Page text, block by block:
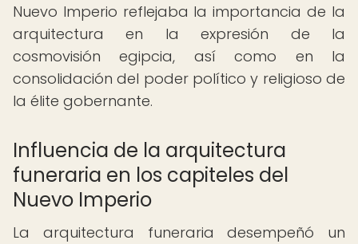
Nuevo Imperio reflejaba la importancia de la
arquitectura en la expresión de la
cosmovisión egipcia, así como en la
consolidación del poder político y religioso de
la élite gobernante.
Influencia de la arquitectura
funeraria en los capiteles del
Nuevo Imperio
La arquitectura funeraria desempeñó un